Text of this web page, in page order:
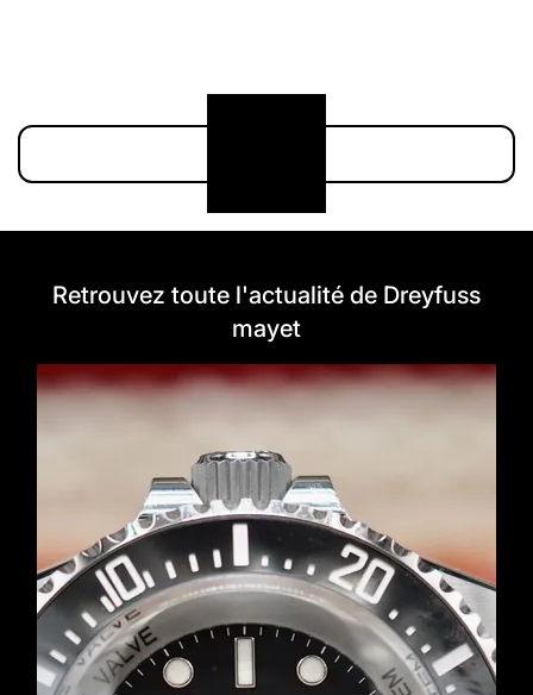
Retrouvez toute l'actualité de Dreyfuss
mayet